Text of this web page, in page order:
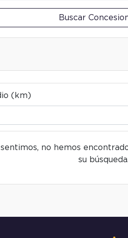
Buscar
(km)
sentimos, no hemos
su búsqueda.